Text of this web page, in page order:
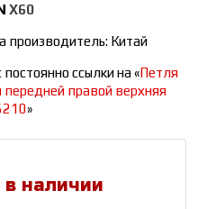
Х60
производитель: Китай
ссылки на «Петля
передней правой верхняя
»
наличии